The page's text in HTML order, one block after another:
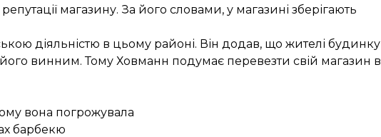
магазину. За його словами, у магазині зберігають
діяльністю в цьому районі. Він додав, що жителі будинку
винним. Тому Ховманн подумає перевезти свій магазин в
вона погрожувала
барбекю